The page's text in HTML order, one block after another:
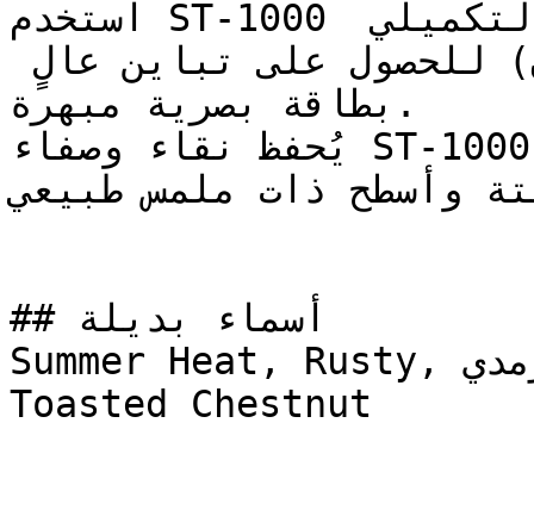
استخدم ST-1000 جنباً إلى جنب مع لونه التكميلي
بطاقة بصرية مبهرة.
يُحفظ نقاء وصفاء ST-1000 على أفضل وجه عند إحاطته
وأسطح ذات ملمس طبيعي.
## أسماء بديلة
Summer Heat, Rusty, قرمدي, QARMEDI, Brick Paver,
Toasted Chestnut